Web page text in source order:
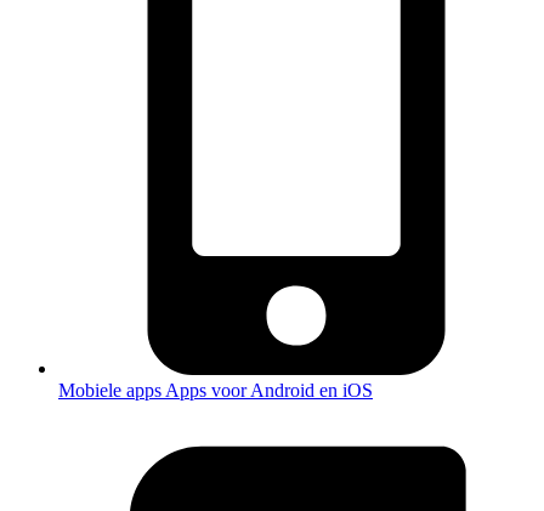
Mobiele apps Apps voor Android en iOS